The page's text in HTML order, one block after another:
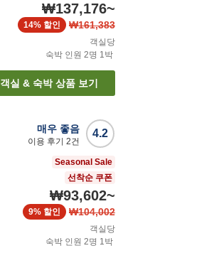
₩137,176~
₩161,383
14% 할인
객실당
숙박 인원 2명 1박
객실 & 숙박 상품 보기
4.2
매우 좋음
이용 후기 2건
Seasonal Sale
선착순 쿠폰
₩93,602~
₩104,002
9% 할인
객실당
숙박 인원 2명 1박